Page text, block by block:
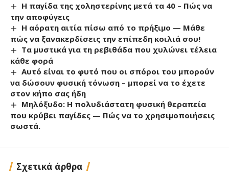
Η παγίδα της χοληστερίνης μετά τα 40 – Πώς να
την αποφύγεις
Η αόρατη αιτία πίσω από το πρήξιμο — Μάθε
πώς να ξανακερδίσεις την επίπεδη κοιλιά σου!
Τα μυστικά για τη ρεβιθάδα που χυλώνει τέλεια
κάθε φορά
Αυτό είναι το φυτό που οι σπόροι του μπορούν
να δώσουν φυσική τόνωση – μπορεί να το έχετε
στον κήπο σας ήδη
Μηλόξυδο: Η πολυδιάστατη φυσική θεραπεία
που κρύβει παγίδες — Πώς να το χρησιμοποιήσεις
σωστά.
Σχετικά άρθρα